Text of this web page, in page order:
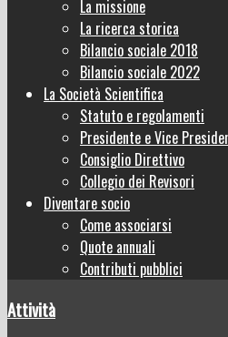
La missione
La ricerca storica
Bilancio sociale 2018
Bilancio sociale 2022
La Società Scientifica
Statuto e regolamenti
Presidente e Vice
Consiglio Direttivo
Collegio dei Revisori
Diventare socio
Come associarsi
Quote annuali
Contributi pubblici
Attività